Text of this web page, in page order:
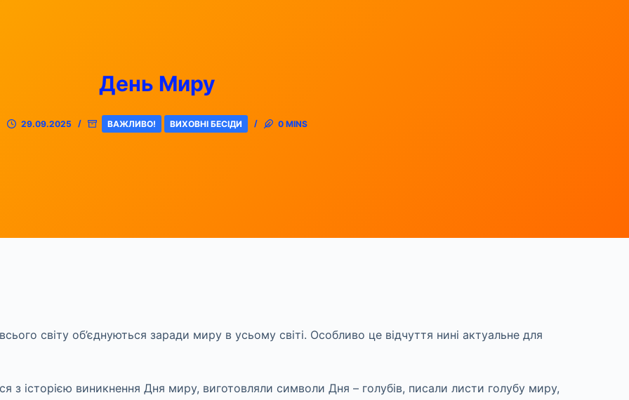
День Миру
29.09.2025 ВАЖЛИВО! ВИХОВНІ БЕСІДИ 0 MINS
світу об’єднуються заради миру в усьому світі. Особливо це відчуття нині актуальне для
з історією виникнення Дня миру, виготовляли символи Дня – голубів, писали листи голубу миру,